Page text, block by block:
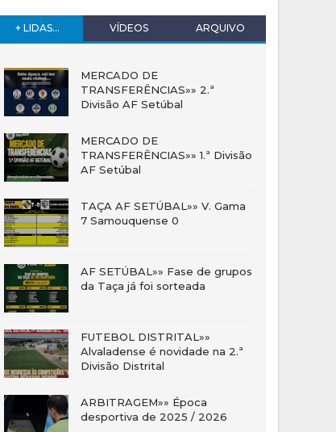
+ LIDAS... VÍDEOS ARQUIVO
MERCADO DE
TRANSFERÊNCIAS»» 2.ª
Divisão AF Setúbal
MERCADO DE
TRANSFERÊNCIAS»» 1.ª Divisão
AF Setúbal
TAÇA AF SETÚBAL»» V. Gama
7 Samouquense 0
AF SETÚBAL»» Fase de grupos
da Taça já foi sorteada
FUTEBOL DISTRITAL»»
Alvaladense é novidade na 2.ª
Divisão Distrital
ARBITRAGEM»» Época
desportiva de 2025 / 2026